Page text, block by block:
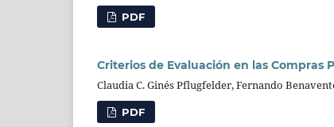
PDF
Criterios de Evaluación en las Compras
Claudia C. Ginés Pflugfelder, Fernando
PDF